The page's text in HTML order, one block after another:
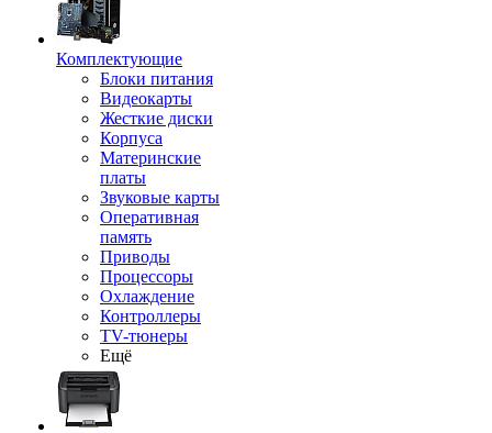
Комплектующие
Блоки питания
Видеокарты
Жесткие диски
Корпуса
Материнские
платы
Звуковые карты
Оперативная
память
Приводы
Процессоры
Охлаждение
Контроллеры
TV-тюнеры
Ещё